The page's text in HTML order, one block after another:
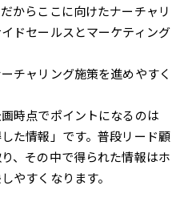
からここに向けたナーチャリ
ドセールスとマーケティング
チャリング施策を進めやすく
時点でポイントになるのは
た情報」です。普段リード顧
、その中で得られた情報はホ
やすくなります。